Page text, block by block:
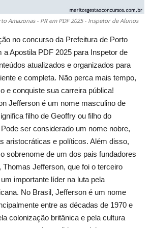
Amazonas - PR em PDF 2025 - Inspetor de Alunos
no concurso da Prefeitura de Porto
Apostila PDF 2025 para Inspetor de
atualizados e organizados para
e completa. Não perca mais tempo,
e conquiste sua carreira pública!
Jefferson é um nome masculino de
filho de Geoffry ou filho do
ser considerado um nome nobre,
aristocráticas e políticos. Além disso,
sobrenome de um dos pais fundadores
Jefferson, que foi o terceiro
importante líder na luta pela
No Brasil, Jefferson é um nome
entre as décadas de 1970 e
colonização britânica e pela cultura